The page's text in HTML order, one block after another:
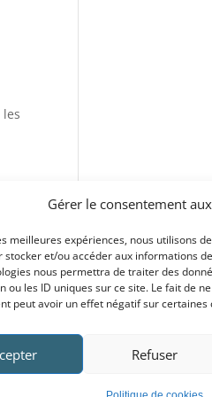
Gérer le consentement
meilleures expériences, nous utilisons
stocker et/ou accéder aux informations
nous permettra de traiter des
ou les ID uniques sur ce site. Le fait de
peut avoir un effet négatif sur
Refuser
ne